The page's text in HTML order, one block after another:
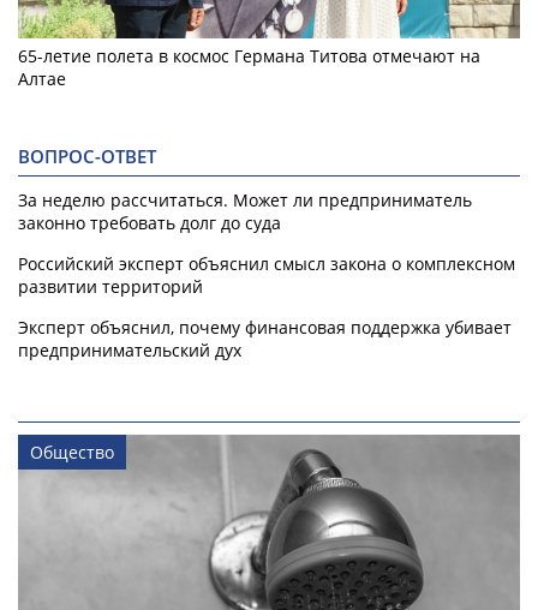
65-летие полета в космос Германа Титова отмечают на
Алтае
ВОПРОС-ОТВЕТ
За неделю рассчитаться. Может ли предприниматель
законно требовать долг до суда
Российский эксперт объяснил смысл закона о комплексном
развитии территорий
Эксперт объяснил, почему финансовая поддержка убивает
предпринимательский дух
Общество